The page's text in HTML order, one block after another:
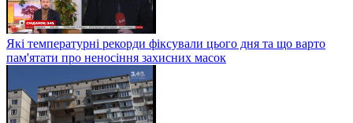
Які температурні рекорди фіксували цього дня та що варто
пам'ятати про неносіння захисних масок